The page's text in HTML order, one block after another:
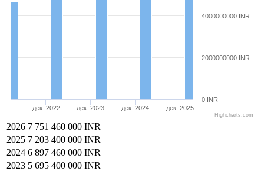
дек. 2022 дек. 2023 дек. 2024 дек. 2025
0 INR
2000000000 INR
4000000000 INR
Highcharts.com
2026 7 751 460 000 INR
2025 7 203 400 000 INR
2024 6 897 460 000 INR
2023 5 695 400 000 INR